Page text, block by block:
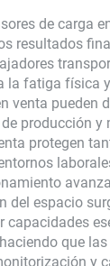
de carga
resultados
la fatiga física
venta
producción
protegen
del espacio
capacidades
que
y